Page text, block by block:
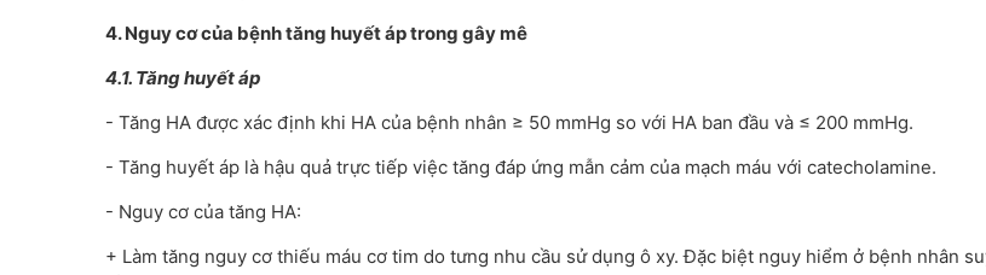
4. Nguy cơ của bệnh tăng huyết áp trong gây mê
4.1. Tăng huyết áp
- Tăng HA được xác định khi HA của bệnh nhân ≥ 50 mmHg so với HA ban đầu và ≤ 200 mmHg.
- Tăng huyết áp là hậu quả trực tiếp việc tăng đáp ứng mẫn cảm của mạch máu với catecholamine.
- Nguy cơ của tăng HA:
+ Làm tăng nguy cơ thiếu máu cơ tim do tưng nhu cầu sử dụng ô xy. Đặc biệt nguy hiểm ở bệnh nhân